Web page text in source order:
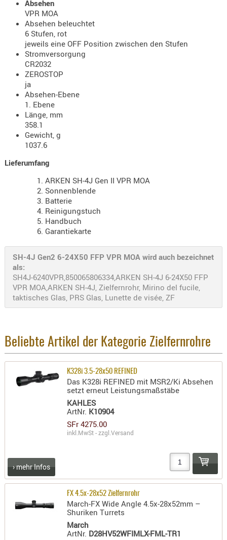
ABZÜGE
-
SCHÄFTE
ZUBEHÖR
RIEMEN
Absehen
VPR MOA
Absehen beleuchtet
6 Stufen, rot
jeweils eine OFF Position zwischen den Stufen
Stromversorgung
CR2032
ZEROSTOP
ja
Absehen-Ebene
1. Ebene
Länge, mm
358.1
Gewicht, g
1037.6
Lieferumfang
ARKEN SH-4J Gen II VPR MOA
Sonnenblende
Batterie
Reinigungstuch
Handbuch
Garantiekarte
SH-4J Gen2 6-24X50 FFP VPR MOA wird auch bezeichnet
als:
SH4J-6240VPR,850065806334,ARKEN SH-4J 6-24X50 FFP
VPR MOA,ARKEN SH-4J, Zielfernrohr, Mirino del fucile,
taktisches Glas, PRS Glas, Lunette de visée, ZF
Beliebte Artikel der Kategorie Zielfernrohre
K328i 3.5-28x50 REFINED
Das K328i REFINED mit MSR2/Ki Absehen
setzt erneut Leistungsmaßstäbe
KAHLES
ArtNr. K10904
SFr 4275.00
inkl.MwSt - zzgl.Versand
› mehr Infos
FX 4.5x-28x52 Zielfernrohr
March-FX Wide Angle 4.5x-28x52mm –
Shuriken Turrets
March
ArtNr. D28HV52WFIMLX-FML-TR1